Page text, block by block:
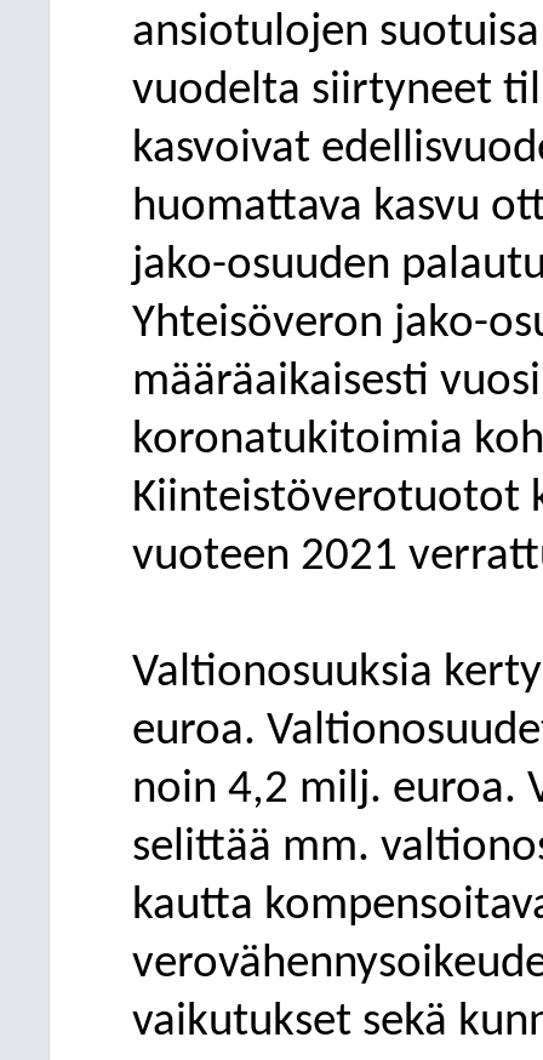
ansiotulojen
vuodelta siirtyneet
kasvoivat
huomattava kasvu
jako-osuuden
Yhteisöveron jako-
määräaikaisesti
koronatukitoimia
Kiinteistöverotuotot
vuoteen 2021
Valtionosuuksia
euroa.
noin 4,2 milj. euroa.
selittää mm.
kautta
vaikutukset sekä ku